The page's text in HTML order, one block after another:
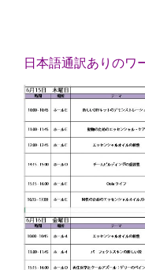
日本語通訳ありのワ